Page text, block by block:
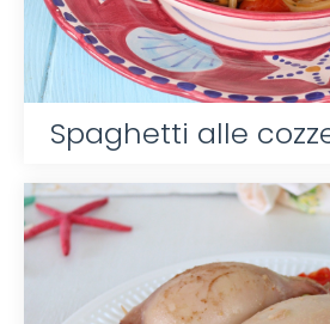
Spaghetti alle